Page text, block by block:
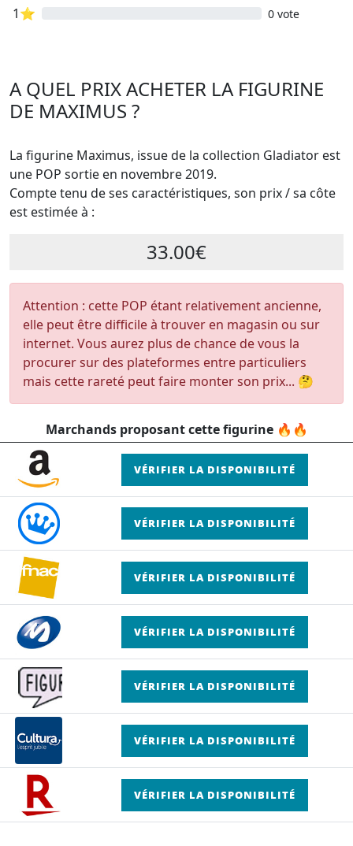
1⭐ 0 vote
A QUEL PRIX ACHETER LA FIGURINE
DE MAXIMUS ?
La figurine Maximus, issue de la collection Gladiator est
une POP sortie en novembre 2019.
Compte tenu de ses caractéristiques, son prix / sa côte
est estimée à :
33.00€
Attention : cette POP étant relativement ancienne,
elle peut être difficile à trouver en magasin ou sur
internet. Vous aurez plus de chance de vous la
procurer sur des plateformes entre particuliers
mais cette rareté peut faire monter son prix... 🤔
Marchands proposant cette figurine 🔥🔥
VÉRIFIER LA DISPONIBILITÉ
VÉRIFIER LA DISPONIBILITÉ
VÉRIFIER LA DISPONIBILITÉ
VÉRIFIER LA DISPONIBILITÉ
VÉRIFIER LA DISPONIBILITÉ
VÉRIFIER LA DISPONIBILITÉ
VÉRIFIER LA DISPONIBILITÉ